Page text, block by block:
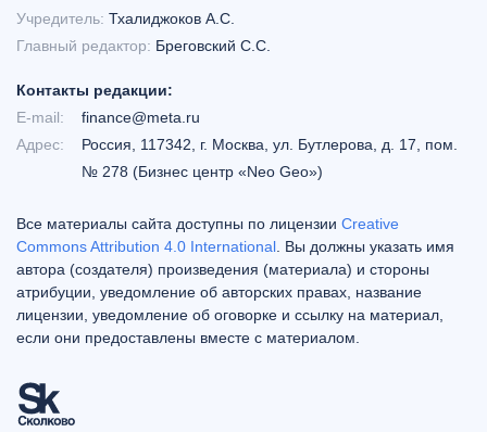
Учредитель: Тхалиджоков А.С.
Главный редактор: Бреговский С.С.
Контакты редакции:
E-mail:
finance@meta.ru
Адрес:
Россия, 117342, г. Москва, ул. Бутлерова, д. 17, пом.
№ 278 (Бизнес центр «Neo Geo»)
Все материалы сайта доступны по лицензии Creative
Commons Attribution 4.0 International . Вы должны указать имя
автора (создателя) произведения (материала) и стороны
атрибуции, уведомление об авторских правах, название
лицензии, уведомление об оговорке и ссылку на материал,
если они предоставлены вместе с материалом.